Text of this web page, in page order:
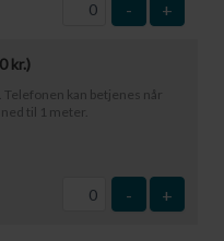
- +
kr.)
kan betjenes når
til 1 meter.
- +